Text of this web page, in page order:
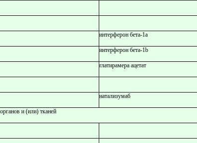
интерферон бета-1а
интерферон бета-1b
глатирамера ацетат
натализумаб
и (или) тканей